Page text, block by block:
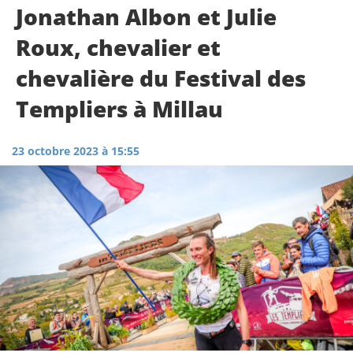
Jonathan Albon et Julie
Roux, chevalier et
chevalière du Festival des
Templiers à Millau
23 octobre 2023 à 15:55